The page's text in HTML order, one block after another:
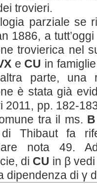
trovieri.
parziale se
1886, a
trovierica nel
e CU in
parte, una
è stata già
2011, pp. 182-
tra il ms. B
Thibaut fa
nota 49.
di CU in β
dipendenza di γ